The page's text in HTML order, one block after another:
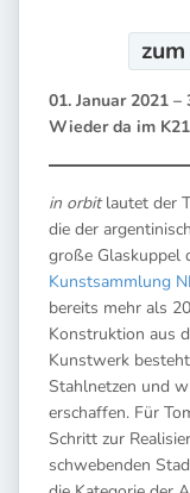
01. Januar 2021 –
Wieder da im
in orbitlautet der
die der
große Glaskuppel
Kunstsammlung
bereits mehr als
Konstruktion aus
Kunstwerk
Stahlnetzen und
erschaffen. Für
Schritt zur
schwebenden